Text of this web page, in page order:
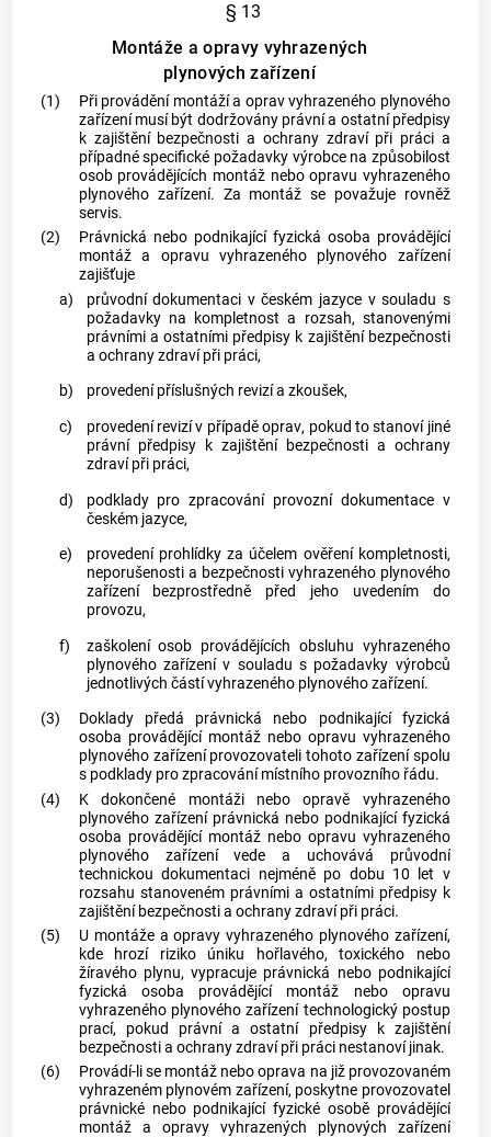
§ 13
Montáže a opravy vyhrazených
plynových zařízení
(1) Při provádění montážía opravvyhrazeného plynového
zařízení musí být dodržovány právní a ostatní předpisy
k zajištění bezpečnosti a ochrany zdraví při práci a
případné specifické požadavky výrobce na způsobilost
osob provádějících montáž neboopravu vyhrazeného
plynového zařízení. Za montáž se považuje rovněž
servis.
(2)
Právnická nebo podnikající fyzická osoba provádějící
montáža opravu vyhrazeného plynového zařízení
zajišťuje
a)
průvodní dokumentaci v českém jazyce v souladu s
požadavky na kompletnost a rozsah, stanovenými
právními a ostatními předpisy k zajištění bezpečnosti
a ochrany zdraví při práci,
b)
provedení příslušných revizía zkoušek,
c)
provedenírevizív případěoprav, pokud to stanoví jiné
právní předpisy k zajištění bezpečnosti a ochrany
zdraví při práci,
d)
podklady pro zpracování provozní dokumentacev
českém jazyce,
e)
provedení prohlídky za účelem ověření kompletnosti,
neporušenosti a bezpečnosti vyhrazeného plynového
zařízení bezprostředně před jeho uvedením do
provozu,
f)
zaškolení osob provádějících obsluhu vyhrazeného
plynového zařízení v souladu s požadavky výrobců
jednotlivých částí vyhrazeného plynového zařízení.
(3)
Doklady předá právnická nebo podnikající fyzická
osoba provádějící montážnebo opravu vyhrazeného
plynového zařízení provozovateli tohoto zařízení spolu
s podklady pro zpracovánímístního provozního řádu.
(4)
K dokončené montážineboopravě vyhrazeného
plynového zařízení právnická nebo podnikající fyzická
osoba provádějící montážnebo opravu vyhrazeného
plynového zařízení vede a uchovává průvodní
technickou dokumentaci nejméně po dobu 10 let v
rozsahu stanoveném právními a ostatními předpisy k
zajištění bezpečnosti a ochrany zdraví při práci.
(5)
U montážeaopravy vyhrazeného plynového zařízení,
kde hrozí riziko úniku hořlavého, toxického nebo
žíravého plynu, vypracuje právnická nebo podnikající
fyzická osoba provádějící montáž nebo opravu
vyhrazeného plynového zařízení technologický postup
prací, pokud právní a ostatní předpisy k zajištění
bezpečnosti a ochrany zdraví při práci nestanoví jinak.
(6)
Provádí-li se montáž nebooprava na již provozovaném
vyhrazeném plynovém zařízení, poskytne provozovatel
právnické nebo podnikající fyzické osobě provádějící
montáža opravyvyhrazených plynových zařízení